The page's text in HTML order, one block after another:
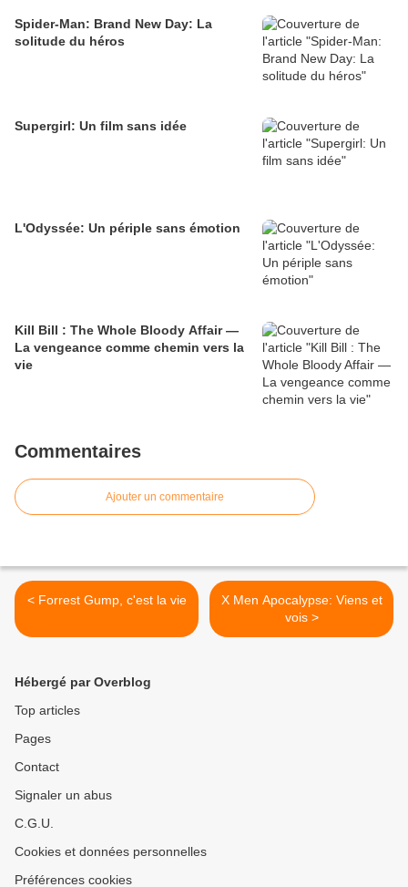
Spider-Man: Brand New Day: La
solitude du héros
Supergirl: Un film sans idée
L'Odyssée: Un périple sans émotion
Kill Bill : The Whole Bloody Affair —
La vengeance comme chemin vers la
vie
Commentaires
Ajouter un commentaire
< Forrest Gump, c'est la vie
X Men Apocalypse: Viens et
vois >
Hébergé par Overblog
Top articles
Pages
Contact
Signaler un abus
C.G.U.
Cookies et données personnelles
Préférences cookies